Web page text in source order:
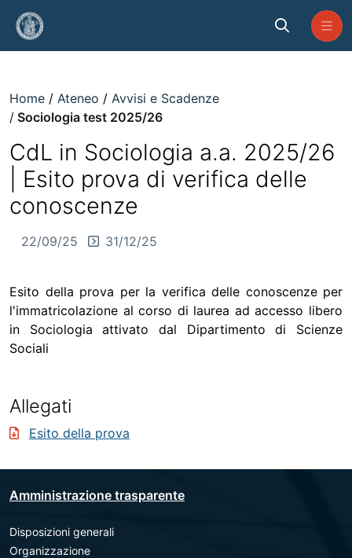
Skip to Main Content
Home Ateneo
Avvisi e Scadenze
Sociologia test 2025/26
CdL in Sociologia a.a. 2025/26
| Esito prova di verifica delle
conoscenze
22/09/25 31/12/25
Esito della prova per la verifica delle conoscenze per
l'immatricolazione al corso di laurea ad accesso libero
in Sociologia attivato dal Dipartimento di Scienze
Sociali
Allegati
Esito della prova
Amministrazione trasparente
Disposizioni generali
Organizzazione